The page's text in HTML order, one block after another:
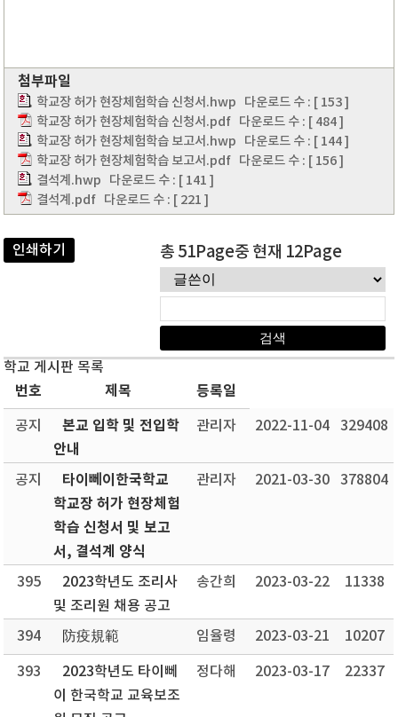
첨부파일
학교장 허가 현장체험학습 신청서.hwp 다운로드 수 : [ 153 ]
학교장 허가 현장체험학습 신청서.pdf 다운로드 수 : [ 484 ]
학교장 허가 현장체험학습 보고서.hwp 다운로드 수 : [ 144 ]
학교장 허가 현장체험학습 보고서.pdf 다운로드 수 : [ 156 ]
결석계.hwp 다운로드 수 : [ 141 ]
결석계.pdf 다운로드 수 : [ 221 ]
인쇄하기 총 51Page중 현재 12Page
학교 게시판 목록
번호 제목 등록일
공지
본교 입학 및 전입학
안내
관리자 2022-11-04 329408
공지
타이뻬이한국학교
학교장 허가 현장체험
학습 신청서 및 보고
서, 결석계 양식
관리자 2021-03-30 378804
395
2023학년도 조리사
및 조리원 채용 공고
송간희 2023-03-22 11338
394 防疫規範 임율령 2023-03-21 10207
393
2023학년도 타이뻬
이 한국학교 교육보조
정다해 2023-03-17 22337